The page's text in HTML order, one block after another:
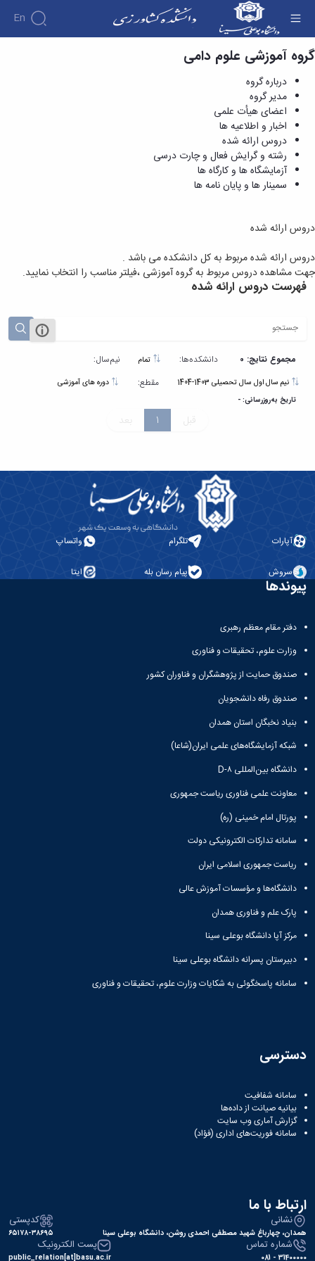
En
دروس ارائه شده - دانشکده کشاورزی
گروه آموزشی علوم دامی
درباره گروه
مدیر گروه
اعضای هیأت علمی
اخبار و اطلاعیه ها
دروس ارائه شده
رشته و گرایش فعال و چارت درسی
آزمایشگاه ها و کارگاه ها
سمینار ها و پایان نامه ها
دروس ارائه شده
دروس ارائه شده مربوط به کل دانشکده می باشد .
جهت مشاهده دروس مربوط به گروه آموزشی ،فیلتر مناسب را انتخاب نمایید.
فهرست دروس ارائه شده
مجموع نتایج: 0 دانشکده‌ها: نیم‌سال:
مقطع: دوره های آموزشی
تاریخ به‌روزرسانی: -
قبل 1 بعد
آپارات تلگرام واتساپ
سروش پیام رسان بله ایتا
پیوندها
دفتر مقام معظم رهبری
وزارت علوم، تحقیقات و فناوری
صندوق حمایت از پژوهشگران و فناوران کشور
صندوق رفاه دانشجویان
بنیاد نخبگان استان همدان
شبکه آزمایشگاه‌های علمی ایران(شاعا)
دانشگاه بین‌المللی D-۸
معاونت علمی فناوری ریاست جمهوری
پورتال امام خمینی (ره)
سامانه تدارکات الکترونیکی دولت
ریاست جمهوری اسلامی ایران
دانشگاه‌ها و مؤسسات آموزش عالی
پارک علم و فناوری همدان
مرکز آپا دانشگاه بوعلی سینا
دبیرستان پسرانه دانشگاه بوعلی سینا
سامانه پاسخگوئی به شکایات وزارت علوم، تحقیقات و فناوری
دسترسی
سامانه شفافیت
بیانیه صیانت از داده‌ها
گزارش آماری وب‌ سایت
سامانه فوریت‌های اداری (فؤاد)
ارتباط با ما
نشانی
همدان، چهارباغ شهید مصطفی احمدی روشن، دانشگاه بوعلی سینا
کدپستی
۶۵۱۷۸-۳۸۶۹۵
شماره تماس
31400000 - 081
پست الکترونیک
public_relation[at]basu.ac.ir